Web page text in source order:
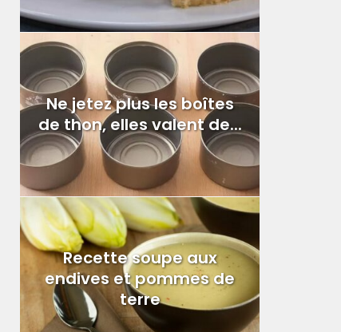
Ne jetez plus les boîtes
de thon, elles valent de...
Recette soupe aux
endives et pommes de
terre